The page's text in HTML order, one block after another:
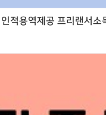
적용역제공 프리랜서소